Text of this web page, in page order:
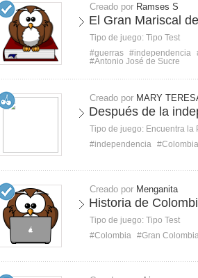
Creado por Ramses S
El Gran Mariscal
Tipo de juego: Tipo Test
#guerras #independencia
#Antonio José de Sucre
Creado por MARY
Después de la
Tipo de juego: Encuentra la
#independencia #Colombia
Creado por Menganita
Historia de
Tipo de juego: Tipo Test
#Colombia #Gran